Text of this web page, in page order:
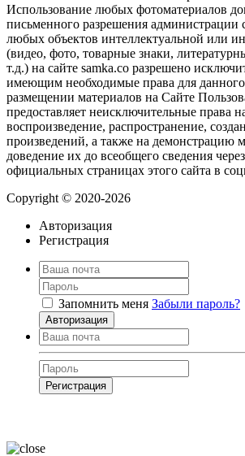
Использование любых фотоматериалов
письменного разрешения администрации
любых объектов интеллектуальной или
(видео, фото, товарные знаки,
т.д.) на сайте samka.co разрешено
имеющим необходимые права для
размещении материалов на Сайте
предоставляет неисключительные права
воспроизведение, распространение,
произведений, а также на демонстрацию
доведение их до всеобщего сведения
официальных страницах этого сайта в
Copyright © 2020-2026
Авторизация
Регистрация
Запомнить меня Забыли пароль?
Авторизация
Регистрация